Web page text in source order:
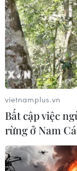
vietnamplus.vn
Bất cập việc
rừng ở Nam